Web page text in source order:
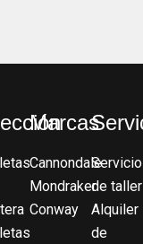
Marcas
Cannondale
Mondraker
Conway
Servicio
de taller
Alquiler
de